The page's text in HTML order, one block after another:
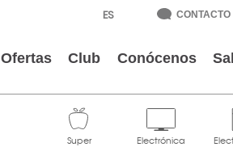
CONTACTO
Ofertas Club Conócenos